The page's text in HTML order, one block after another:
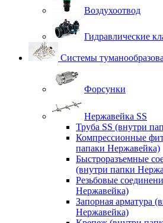
Воздухоотвод
Гидравлические
Системы
Форсунки
Нержавейка SS
Труба SS (внутри
Компрессионные
папаки Нержавейка)
Быстроразъемные
(внутри папки
Резьбовые
Нержавейка)
Запорная арматура
Нержавейка)